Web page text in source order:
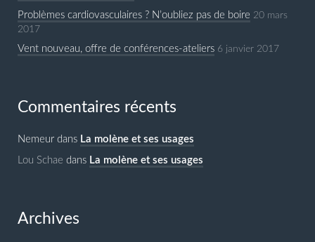
Problèmes cardiovasculaires ? N’oubliez pas de boire 20 mars
2017
Vent nouveau, offre de conférences-ateliers 6 janvier 2017
Commentaires récents
Nemeur dans La molène et ses usages
Lou Schae dans La molène et ses usages
Archives